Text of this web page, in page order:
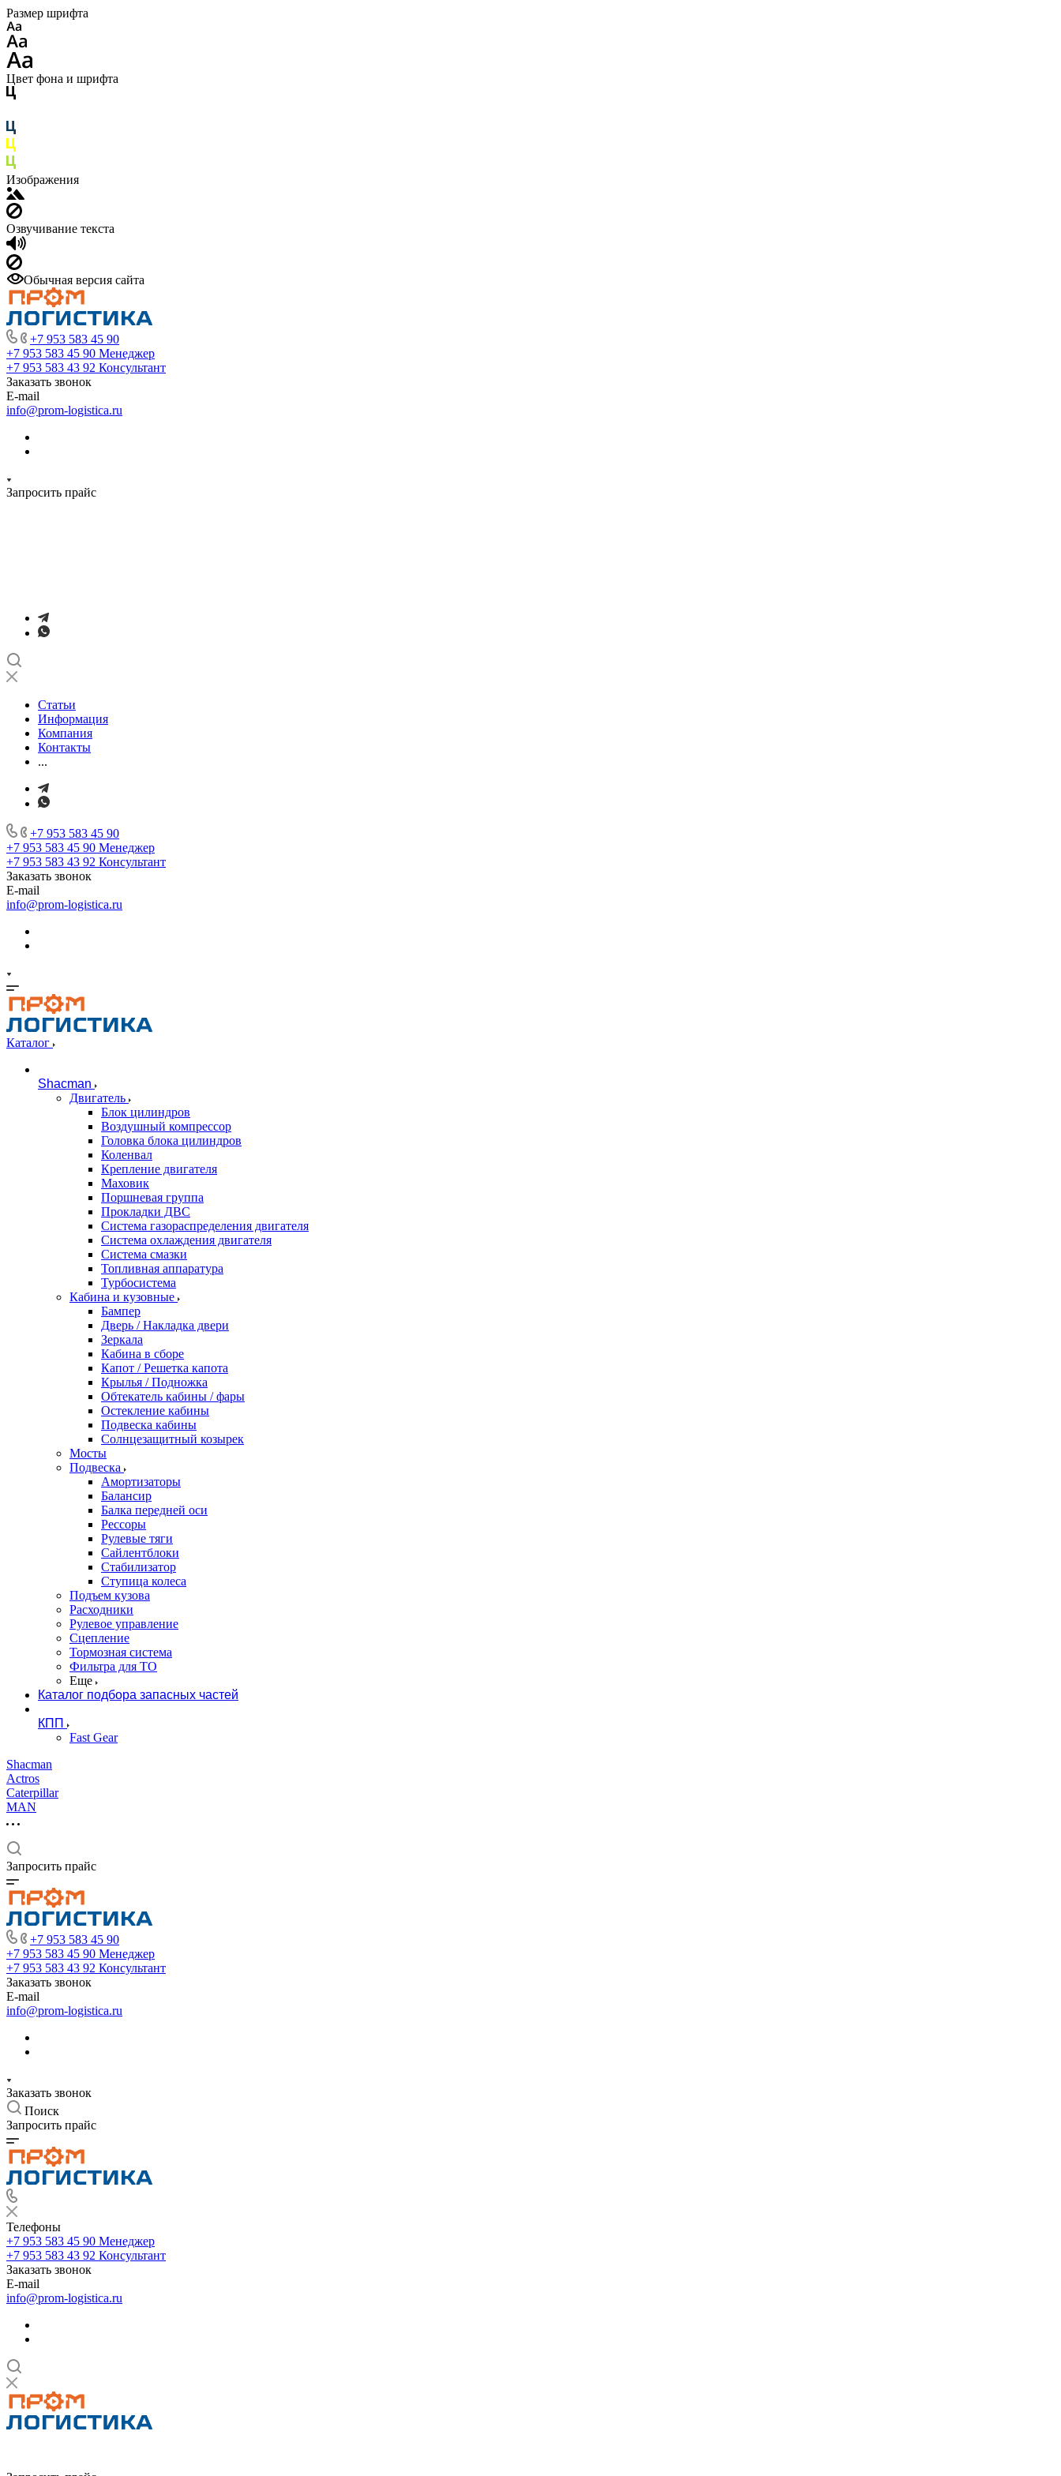
Размер шрифта
Цвет фона и шрифта
Изображения
Озвучивание текста
Обычная версия сайта
+7 953 583 45 90
+7 953 583 45 90 Менеджер
+7 953 583 43 92 Консультант
Заказать звонок
E-mail
info@prom-logistica.ru
Запросить прайс
Статьи
Информация
Компания
Контакты
...
+7 953 583 45 90
+7 953 583 45 90 Менеджер
+7 953 583 43 92 Консультант
Заказать звонок
E-mail
info@prom-logistica.ru
Каталог
Shacman
Двигатель
Блок цилиндров
Воздушный компрессор
Головка блока цилиндров
Коленвал
Крепление двигателя
Маховик
Поршневая группа
Прокладки ДВС
Система газораспределения двигателя
Система охлаждения двигателя
Система смазки
Топливная аппаратура
Турбосистема
Кабина и кузовные
Бампер
Дверь / Накладка двери
Зеркала
Кабина в сборе
Капот / Решетка капота
Крылья / Подножка
Обтекатель кабины / фары
Остекление кабины
Подвеска кабины
Солнцезащитный козырек
Мосты
Подвеска
Амортизаторы
Балансир
Балка передней оси
Рессоры
Рулевые тяги
Сайлентблоки
Стабилизатор
Ступица колеса
Подъем кузова
Расходники
Рулевое управление
Сцепление
Тормозная система
Фильтра для ТО
Еще
Каталог подбора запасных частей
КПП
Fast Gear
Shacman
Actros
Caterpillar
MAN
Запросить прайс
+7 953 583 45 90
+7 953 583 45 90 Менеджер
+7 953 583 43 92 Консультант
Заказать звонок
E-mail
info@prom-logistica.ru
Заказать звонок
Поиск
Запросить прайс
Телефоны
+7 953 583 45 90 Менеджер
+7 953 583 43 92 Консультант
Заказать звонок
E-mail
info@prom-logistica.ru